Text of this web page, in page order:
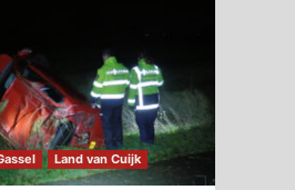
Land van Cuijk